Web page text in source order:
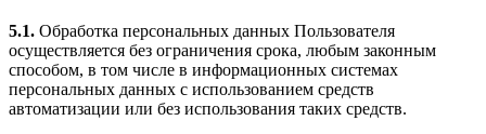
5.1. Обработка персональных данных Пользователя
осуществляется без ограничения срока, любым законным
способом, в том числе в информационных системах
персональных данных с использованием средств
автоматизации или без использования таких средств.